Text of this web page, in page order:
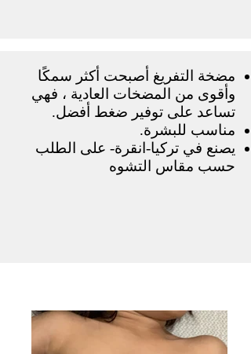
مضخة التفريغ أصبحت أكثر سمكًا
وأقوى من المضخات العادية ، فهي
تساعد على توفير ضغط أفضل.
مناسب للبشرة.
يصنع في تركيا-انقرة- على الطلب
حسب مقاس التشوه